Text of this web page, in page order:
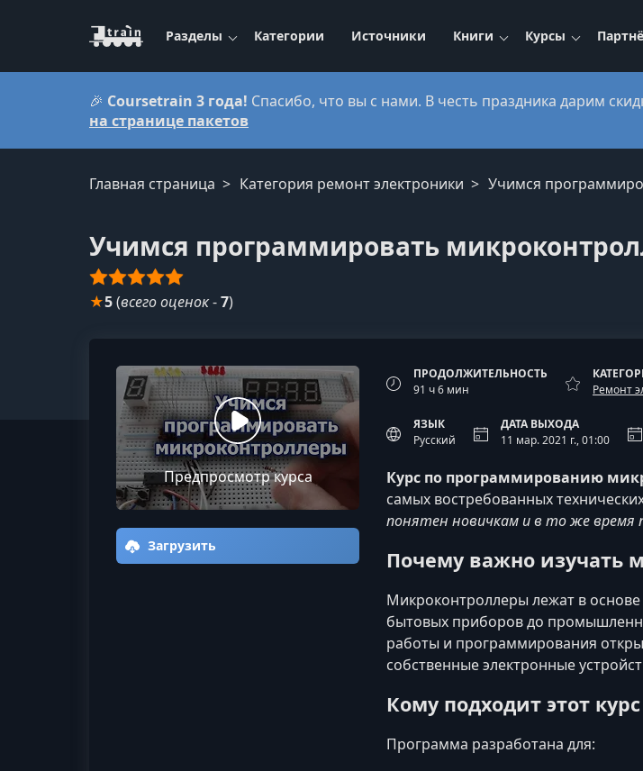
Разделы Категории Источники Книги Курсы
🎉 Coursetrain 3 года! Спасибо, что вы с нами. В честь праздника дарим
на странице пакетов
Главная страница Категория ремонт электроники Учимся
Учимся программировать
★5(всего оценок-7)
Предпросмотр курса
Загрузить
ПРОДОЛЖИТЕЛЬНОСТЬ
91 ч 6 мин
Ремонт
ЯЗЫК
Русский
ДАТА ВЫХОДА
11 мар. 2021 г., 01:00
Курс по программированию
самых востребованных
понятен новичкам и в то же время
Почему важно изучать
Микроконтроллеры лежат в
бытовых приборов до
работы и программирования
собственные электронные
Кому подходит этот курс
Программа разработана для: